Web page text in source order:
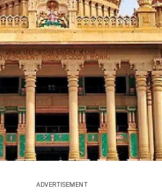
ADVERTISEMENT